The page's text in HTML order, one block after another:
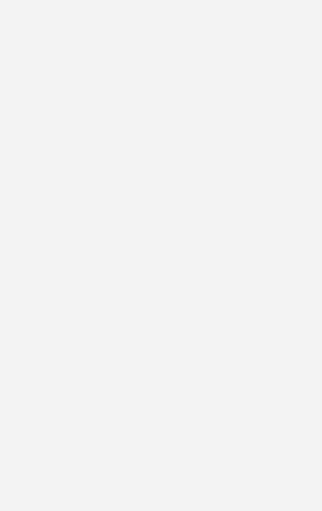
– dem größten verbandsunabhängigen
Energien in Deutschland!
Hybridprojekten im Wege?
Nutzung eines gemeinsamen
wie vor regulatorisch nicht
die Hybridisierung von
eine Neuentwicklung verhindert wird.
unterschiedlichen
Windenergie- und Solaranlagen eine
von Hybridprojekten.
abgebaut werden?
Schaffung klarer Rechtsrahmen sowie die
der Technologien. Um bei
und Umsetzung von Hybridanlagen
auch Netzbetreiberseite Expertise